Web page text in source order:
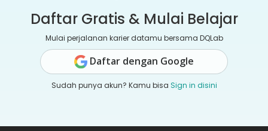
Daftar Gratis & Mulai Belajar
Mulai perjalanan karier datamu bersama DQLab
Daftar dengan Google
Sudah punya akun? Kamu bisa Sign in disini